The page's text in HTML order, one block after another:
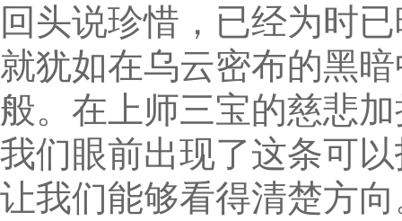
回头说珍惜，已经为时
就犹如在乌云密布的黑
般。在上师三宝的慈悲
我们眼前出现了这条可
让我们能够看得清楚方